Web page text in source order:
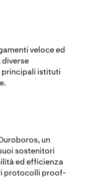
veloce ed
principali istituti
un
sostenitori
ed efficienza
protocolli proof-